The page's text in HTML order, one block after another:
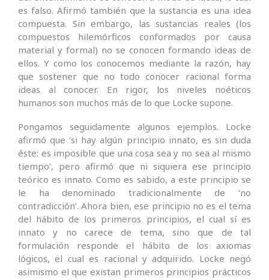
es falso. Afirmó también que la sustancia es una idea
compuesta. Sin embargo, las sustancias reales (los
compuestos hilemórficos conformados por causa
material y formal) no se conocen formando ideas de
ellos. Y como los conocemos mediante la razón, hay
que sostener que no todo conocer racional forma
ideas al conocer. En rigor, los niveles noéticos
humanos son muchos más de lo que Locke supone.
Pongamos seguidamente algunos ejemplos. Locke
afirmó que ‘si hay algún principio innato, es sin duda
éste: es imposible que una cosa sea y no sea al mismo
tiempo’, pero afirmó que ni siquiera ese principio
teórico es innato. Como es sabido, a este principio se
le ha denominado tradicionalmente de ‘no
contradicción’. Ahora bien, ese principio no es el tema
del hábito de los primeros principios, el cual sí es
innato y no carece de tema, sino que de tal
formulación responde el hábito de los axiomas
lógicos, el cual es racional y adquirido. Locke negó
asimismo el que existan primeros principios prácticos